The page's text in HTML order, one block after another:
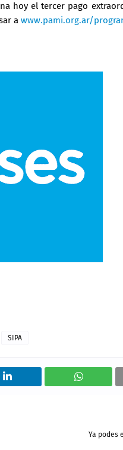
hoy el tercer pago
a www.pami.org.ar/
SIPA
Ya podes